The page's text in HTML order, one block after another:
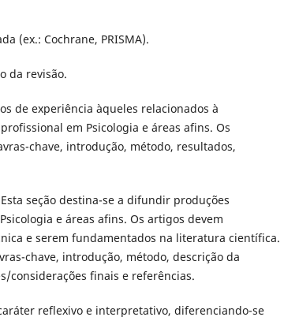
(ex.: Cochrane, PRISMA).
da revisão.
de experiência àqueles relacionados à
em Psicologia e áreas afins. Os
chave, introdução, método, resultados,
seção destina-se a difundir produções
e áreas afins. Os artigos devem
e serem fundamentados na literatura científica.
chave, introdução, método, descrição da
considerações finais e referências.
reflexivo e interpretativo, diferenciando-se